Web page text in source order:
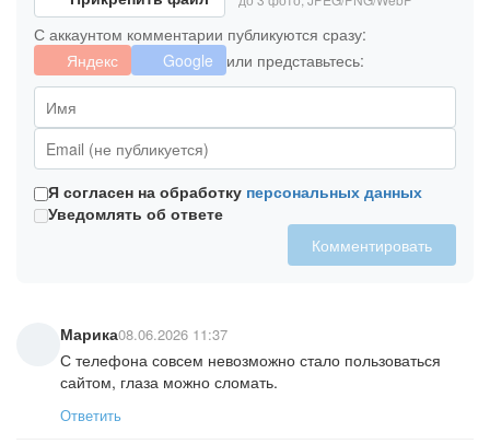
С аккаунтом комментарии публикуются сразу:
Яндекс
Google или представьтесь:
Я согласен на обработку персональных данных
Уведомлять об ответе
Комментировать
Марика08.06.2026 11:37
С телефона совсем невозможно стало пользоваться
сайтом, глаза можно сломать.
Ответить